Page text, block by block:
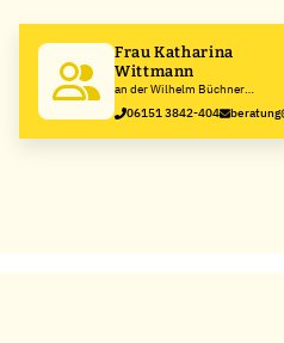
Frau Katharina
Wittmann
an der Wilhelm Büchner
Hochschule
06151 3842-404